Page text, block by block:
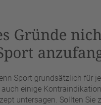
Gründe
Sport grundsätzlich für
einige
untersagen. Sollten Sie